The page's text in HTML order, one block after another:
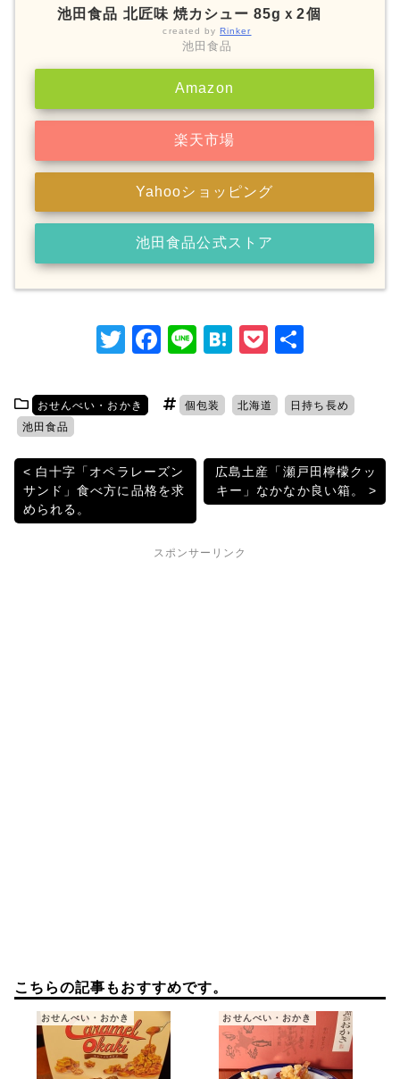
池田食品 北匠味 焼カシュー 85gｘ2個
created byRinker
池田食品
Amazon
楽天市場
Yahooショッピング
池田食品公式ストア
T
itt
er
F
c
e
b
o
k
Li
e
H
e
n
a
P
c
k
et
おせんべい・おかき 個包装 北海道
日持ち長め
池田食品
投
稿
白十字「オペラレーズン
サンド」食べ方に品格を求
められる。
広島土産「瀬戸田檸檬クッ
キー」なかなか良い箱。
スポンサーリンク
こちらの記事もおすすめです。
おせんべい・おかき おせんべい・おかき